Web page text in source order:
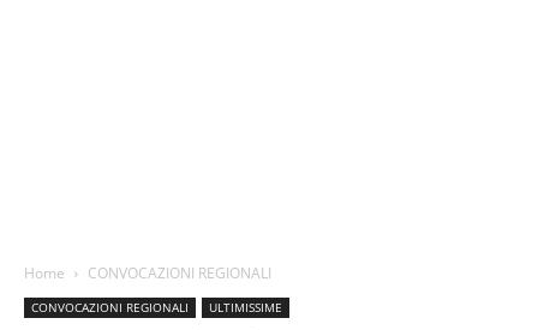
Home CONVOCAZIONI REGIONALI
CONVOCAZIONI REGIONALI ULTIMISSIME